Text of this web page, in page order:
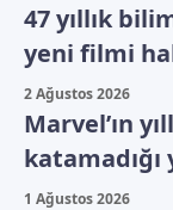
47 yıllık
yeni filmi
yalanlandı
2 Ağustos 2026
Marvel’ın
katamadığı
beklediği
1 Ağustos 2026